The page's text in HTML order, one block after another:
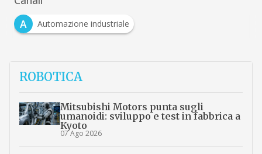
A
Automazione industriale
ROBOTICA
Mitsubishi Motors punta sugli
umanoidi: sviluppo e test in fabbrica a
Kyoto
07 Ago 2026